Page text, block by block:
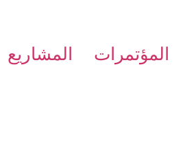
المؤتمرات المشاريع